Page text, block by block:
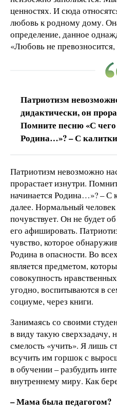
ценностях. И сюда
любовь к родному дому.
определение, данное
«Любовь не
Патриотизм
дидактически, он
Помните песню «С
Родина…»? – С
Патриотизм невозможно
прорастает изнутри.
начинается Родина…»? – С
далее. Нормальный человек
почувствует. Он не будет
его афишировать.
чувство, которое
Родина в опасности. Во
является предметом,
совокупность
угодно, воспитываются в
социуме, через книги.
Занимаясь со своими
в виду такую сверхзадачу,
смелость «учить». Я лишь
всучить им горшок с
в обучении – разбудить
внутреннему миру. Как
– Мама была педагогом?